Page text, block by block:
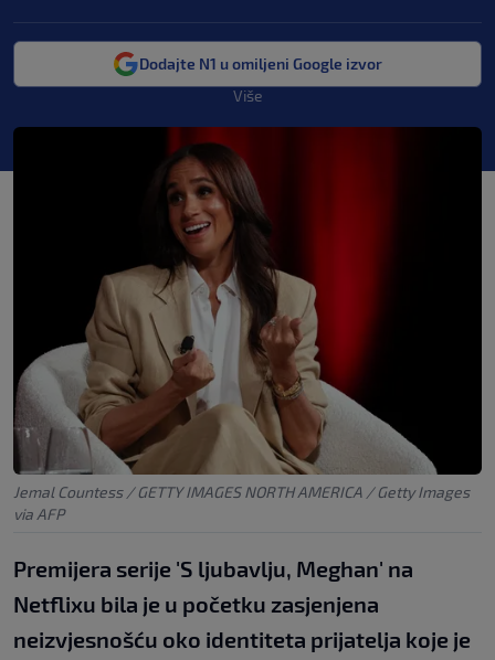
Dodajte N1 u omiljeni Google izvor
Više
Jemal Countess / GETTY IMAGES NORTH AMERICA / Getty Images
via AFP
Premijera serije 'S ljubavlju, Meghan' na
Netflixu bila je u početku zasjenjena
neizvjesnošću oko identiteta prijatelja koje je